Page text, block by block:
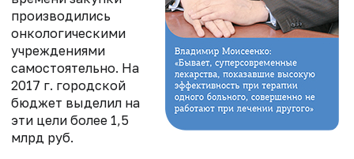
производились
онкологическими
учреждениями
самостоятельно. На
2017 г. городской
бюджет выделил на
эти цели более 1,5
млрд руб.